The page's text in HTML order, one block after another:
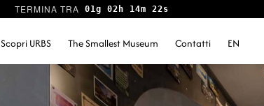
01g 02h 14m 20s
Scopri URBS The Smallest Museum Contatti EN